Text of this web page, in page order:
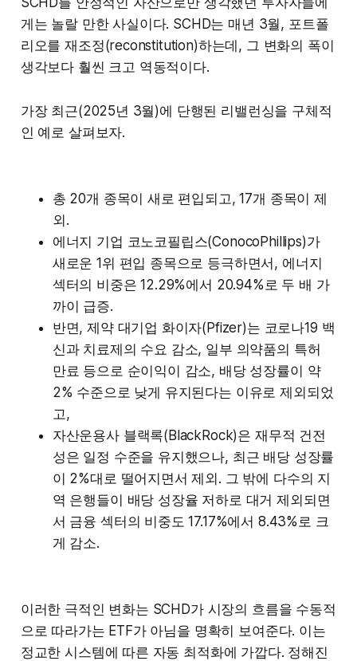
게는 놀랄 만한 사실이다. SCHD는 매년 3월, 포트폴
리오를 재조정(reconstitution)하는데, 그 변화의 폭이
생각보다 훨씬 크고 역동적이다.
가장 최근(2025년 3월)에 단행된 리밸런싱을 구체적
인 예로 살펴보자.
총 20개 종목이 새로 편입되고, 17개 종목이 제
외.
에너지 기업 코노코필립스(ConocoPhillips)가
새로운 1위 편입 종목으로 등극하면서, 에너지
섹터의 비중은 12.29%에서 20.94%로 두 배 가
까이 급증.
반면, 제약 대기업 화이자(Pfizer)는 코로나19 백
신과 치료제의 수요 감소, 일부 의약품의 특허
만료 등으로 순이익이 감소, 배당 성장률이 약
2% 수준으로 낮게 유지된다는 이유로 제외되었
고,
자산운용사 블랙록(BlackRock)은 재무적 건전
성은 일정 수준을 유지했으나, 최근 배당 성장률
이 2%대로 떨어지면서 제외. 그 밖에 다수의 지
역 은행들이 배당 성장율 저하로 대거 제외되면
서 금융 섹터의 비중도 17.17%에서 8.43%로 크
게 감소.
이러한 극적인 변화는 SCHD가 시장의 흐름을 수동적
으로 따라가는 ETF가 아님을 명확히 보여준다. 이는
정교한 시스템에 따른 자동 최적화에 가깝다. 정해진